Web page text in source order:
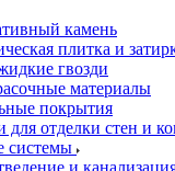
камень
плитка и
гвозди
материалы
покрытия
для отделки стен и
системы
и